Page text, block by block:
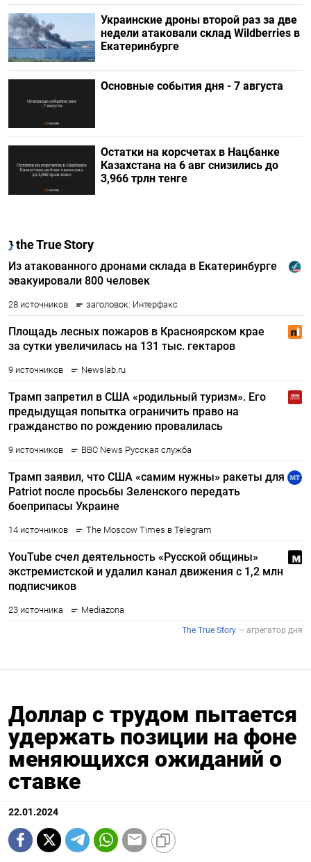
Украинские дроны второй раз за две
недели атаковали склад Wildberries в
Екатеринбурге
Основные события дня - 7 августа
Остатки на корсчетах в Нацбанке
Казахстана на 6 авг снизились до
3,966 трлн тенге
Доллар с трудом пытается
удержать позиции на фоне
меняющихся ожиданий о
ставке
22.01.2024